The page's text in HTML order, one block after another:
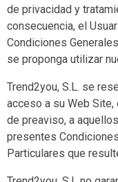
de privacidad y
consecuencia, el
Condiciones
se proponga utilizar
Trend2you, S.L. se
acceso a su Web
de preaviso, a
presentes
Particulares que